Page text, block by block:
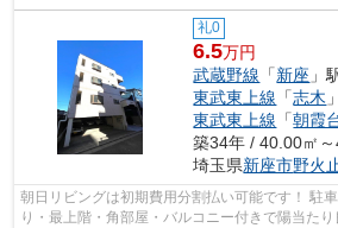
礼0
6.5万円
武蔵野線 「新座 」
東武東上線 「志木
東武東上線 「朝霞
築34年 / 40.00㎡
埼玉県新座市野火
朝日リビングは初期費用分割払い可能です！ 駐
り・最上階・角部屋・バルコニー付きで陽当た